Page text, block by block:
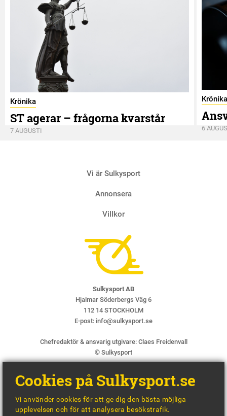
Krönika
ST agerar – frågorna kvarstår
7 AUGUSTI
Krönika
6
Vi är Sulkysport
Annonsera
Villkor
Sulkysport AB
Hjalmar Söderbergs Väg 6
112 14 STOCKHOLM
E-post: info@sulkysport.se
Chefredaktör & ansvarig utgivare: Claes Freidenvall
© Sulkysport
Cookies på Sulkysport.se
Vi använder cookies för att ge dig den bästa möjliga
upplevelsen och för att analysera besökstrafik.